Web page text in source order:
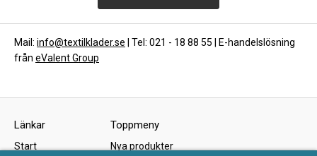
Mail: info@textilklader.se | Tel: 021 - 18 88 55 | E-handelslösning
från eValent Group
Länkar
Start
Toppmeny
Nya produkter